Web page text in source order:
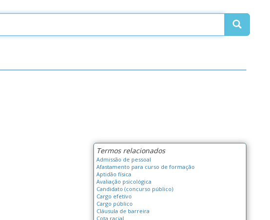
Termos relacionados
Admissão de pessoal
Afastamento para curso de formação
Aptidão física
Avaliação psicológica
Candidato (concurso público)
Cargo efetivo
Cargo público
Cláusula de barreira
Cota racial